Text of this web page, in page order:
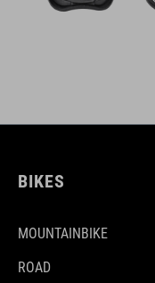
BIKES
MOUNTAINBIKE
ROAD